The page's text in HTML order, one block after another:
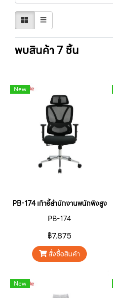
พบสินค้า 7 ชิ้น
New
PB-174 เก้าอี้สำนักงานพนักพิงสูง
PB-174
฿7,875
สั่งซื้อสินค้า
New